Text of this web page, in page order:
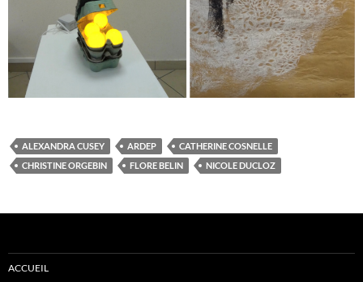
ALEXANDRA CUSEY ARDEP
CATHERINE COSNELLE
CHRISTINE ORGEBIN
FLORE BELIN NICOLE DUCLOZ
ACCUEIL